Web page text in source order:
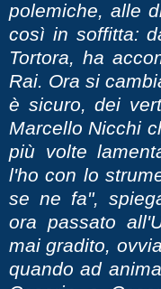
polemiche, alle
così in soffitta:
Tortora, ha
Rai. Ora si
è sicuro, dei
Marcello Nicchi
più volte
l'ho con lo
se ne fa",
ora passato
mai gradito,
quando ad